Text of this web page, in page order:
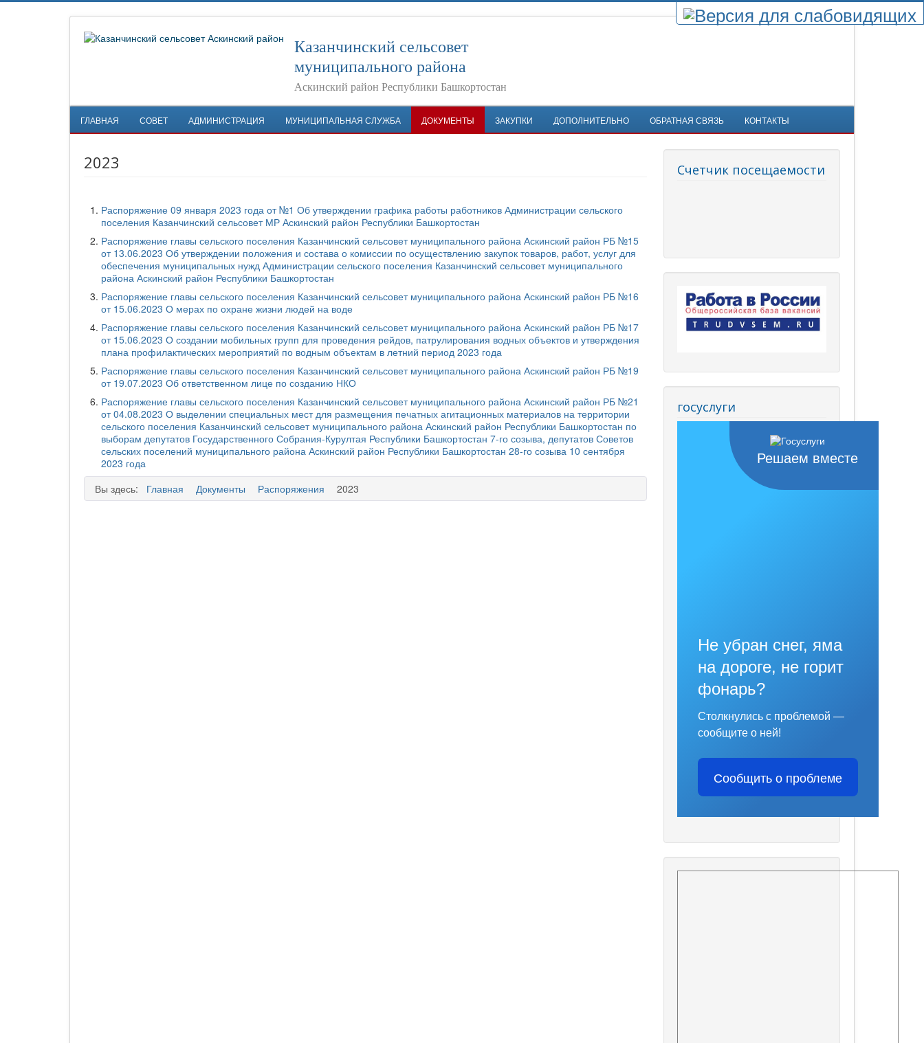
Казанчинский сельсовет
муниципального района
Аскинский район Республики Башкортостан
ГЛАВНАЯ СОВЕТ АДМИНИСТРАЦИЯ МУНИЦИПАЛЬНАЯ СЛУЖБА ДОКУМЕНТЫ ЗАКУПКИ ДОПОЛНИТЕЛЬНО ОБРАТНАЯ СВЯЗЬ КОНТАКТЫ
2023
Распоряжение 09 января 2023 года от №1 Об утверждении графика работы работников Администрации сельского
поселения Казанчинский сельсовет МР Аскинский район Республики Башкортостан
Распоряжение главы сельского поселения Казанчинский сельсовет муниципального района Аскинский район РБ №15
от 13.06.2023 Об утверждении положения и состава о комиссии по осуществлению закупок товаров, работ, услуг для
обеспечения муниципальных нужд Администрации сельского поселения Казанчинский сельсовет муниципального
района Аскинский район Республики Башкортостан
Распоряжение главы сельского поселения Казанчинский сельсовет муниципального района Аскинский район РБ №16
от 15.06.2023 О мерах по охране жизни людей на воде
Распоряжение главы сельского поселения Казанчинский сельсовет муниципального района Аскинский район РБ №17
от 15.06.2023 О создании мобильных групп для проведения рейдов, патрулирования водных объектов и утверждения
плана профилактических мероприятий по водным объектам в летний период 2023 года
Распоряжение главы сельского поселения Казанчинский сельсовет муниципального района Аскинский район РБ №19
от 19.07.2023 Об ответственном лице по созданию НКО
Распоряжение главы сельского поселения Казанчинский сельсовет муниципального района Аскинский район РБ №21
от 04.08.2023 О выделении специальных мест для размещения печатных агитационных материалов на территории
сельского поселения Казанчинский сельсовет муниципального района Аскинский район Республики Башкортостан по
выборам депутатов Государственного Собрания-Курултая Республики Башкортостан 7-го созыва, депутатов Советов
сельских поселений муниципального района Аскинский район Республики Башкортостан 28-го созыва 10 сентября
2023 года
Вы здесь:
Главная Документы Распоряжения 2023
Счетчик посещаемости
госуслуги
Решаем вместе
Не убран снег, яма
на дороге, не горит
фонарь?
Столкнулись с проблемой —
сообщите о ней!
Сообщить о проблеме